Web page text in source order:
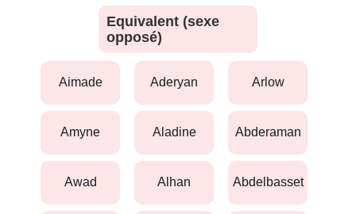
Equivalent (sexe
opposé)
aimade aderyan arlow
amyne aladine abderaman
awad alhan abdelbasset